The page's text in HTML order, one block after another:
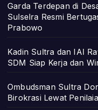
Garda Terdepan di
Sulselra Resmi
Prabowo
Kadin Sultra dan IAI
SDM Siap Kerja dan
Ombudsman Sultra
Birokrasi Lewat